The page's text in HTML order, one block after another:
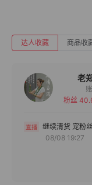
达人收藏 商品收
老
粉丝
继续清货 宠粉
08/08 19:27